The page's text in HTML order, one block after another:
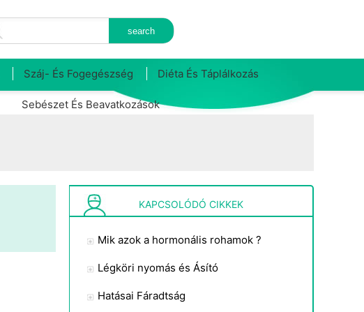
Száj- És Fogegészség Diéta És Táplálkozás
Sebészet És Beavatkozások
KAPCSOLÓDÓ CIKKEK
Mik azok a hormonális rohamok ?
Légköri nyomás és Ásító
Hatásai Fáradtság